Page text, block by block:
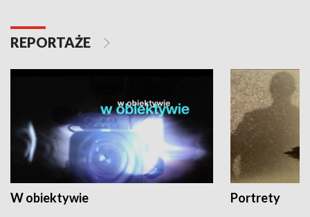
REPORTAŻE
W obiektywie Portrety